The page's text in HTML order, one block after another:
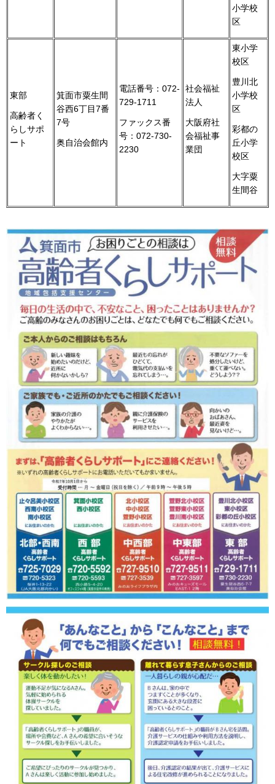
小学校
区
東部
高齢者く
らしサポ
ート
箕面市粟生間
谷西6丁目7番
7号
奥自治会館内
電話番号：072-
729-1711
ファックス番
号：072-730-
2230
社会福祉
法人
大阪府社
会福祉事
業団
東小学
校区
豊川北
小学校
区
彩都の
丘小学
校区
大字粟
生間谷